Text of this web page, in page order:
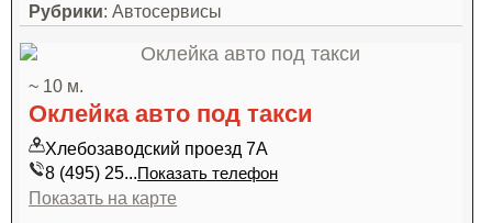
Рубрики: Автосервисы
~ 10 м.
Оклейка авто под такси
Хлебозаводский проезд 7А
8 (495) 25...Показать телефон
Показать на карте